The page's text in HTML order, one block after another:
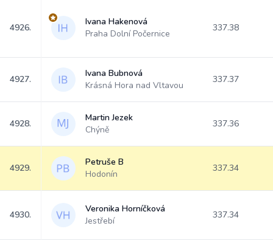
4926.
Ivana Hakenová
Praha Dolní Počernice
337.38
4927.
Ivana Bubnová
Krásná Hora nad Vltavou
337.37
4928.
Martin Jezek
Chýně
337.36
4929.
Petruše B
Hodonín
337.34
4930.
Veronika Horníčková
Jestřebí
337.34